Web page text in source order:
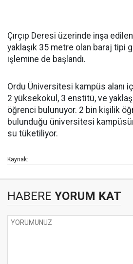
Çırçıp Deresi üzerinde inşa
yaklaşık 35 metre olan baraj tipi
işlemine de başlandı.
Ordu Üniversitesi kampüs alanı
2 yüksekokul, 3 enstitü, ve
öğrenci bulunuyor. 2 bin kişilik
bulunduğu üniversitesi
su tüketiliyor.
Kaynak:
HABERE YORUM KAT